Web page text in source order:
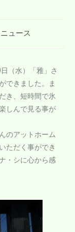
ニュース
（水）「雅」さ
できました。ま
き、短時間で氷
しんで見る事が
のアットホーム
ただく事ができ
・シに心から感